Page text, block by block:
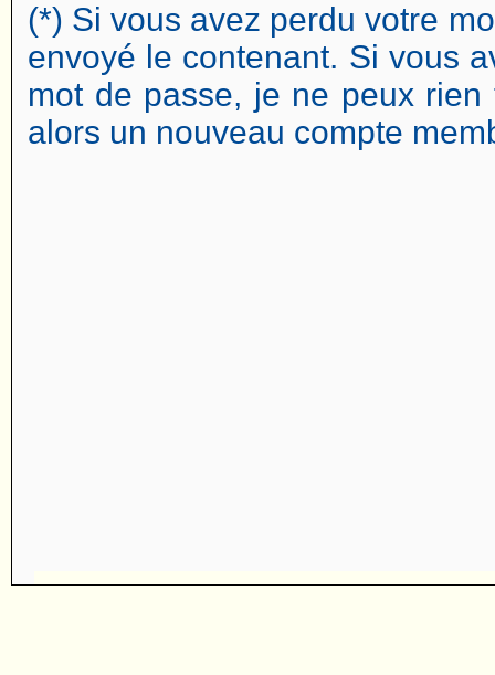
(*) Si vous avez perdu votre
envoyé le contenant. Si vous
mot de passe, je ne peux
alors un nouveau compte